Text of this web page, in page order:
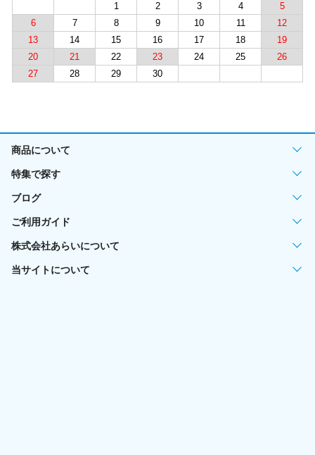
1
2 3 4
5
6
7 8 9 10 11
12
13
14 15 16 17 18
19
20
21 22 23 24 25
26
27
28 29 30
商品について
特集で探す
ブログ
ご利用ガイド
株式会社あらいについて
当サイトについて